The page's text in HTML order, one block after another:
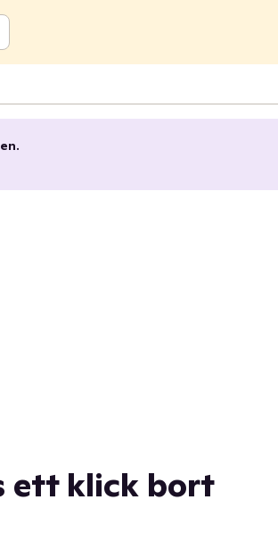
ett klick bort